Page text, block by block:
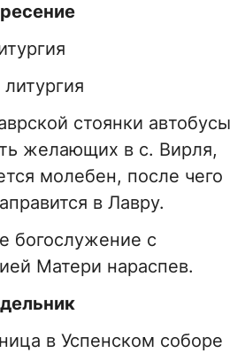
стоянки автобусы
желающих в с. Вирля,
молебен, после чего
в Лавру.
богослужение с
Матери нараспев.
в Успенском соборе